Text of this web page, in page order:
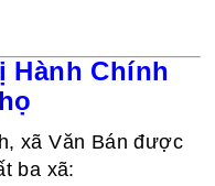
Hành Chính
xã Văn Bán được
ba xã: